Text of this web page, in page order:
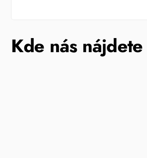
Kde nás nájdete